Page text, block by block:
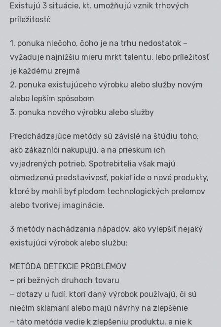
Existujú 3 situácie, kt. umožňujú vznik trhových
príležitostí:
1. ponuka niečoho, čoho je na trhu nedostatok –
vyžaduje najnižšiu mieru mrkt talentu, lebo príležitosť
je každému zrejmá
2. ponuka existujúceho výrobku alebo služby novým
alebo lepším spôsobom
3. ponuka nového výrobku alebo služby
Predchádzajúce metódy sú závislé na štúdiu toho,
ako zákazníci nakupujú, a na prieskum ich
vyjadrených potrieb. Spotrebitelia však majú
obmedzenú predstavivosť, pokiaľ ide o nové produkty,
ktoré by mohli byť plodom technologických prelomov
alebo tvorivej imaginácie.
3 metódy nachádzania nápadov, ako vylepšiť nejaký
existujúci výrobok alebo službu:
METÓDA DETEKCIE PROBLÉMOV
– pri bežných druhoch tovaru
– dotazy u ľudí, ktorí daný výrobok používajú, či sú
niečím sklamaní alebo majú návrhy na zlepšenie
– táto metóda vedie k zlepšeniu produktu, a nie k